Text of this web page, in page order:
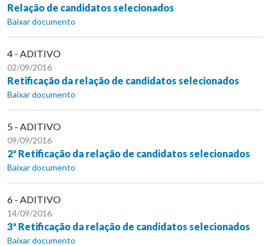
Relação de candidatos selecionados
Baixar documento
4 - ADITIVO
02/09/2016
Retificação da relação de candidatos selecionados
Baixar documento
5 - ADITIVO
09/09/2016
2ª Retificação da relação de candidatos selecionados
Baixar documento
6 - ADITIVO
14/09/2016
3ª Retificação da relação de candidatos selecionados
Baixar documento